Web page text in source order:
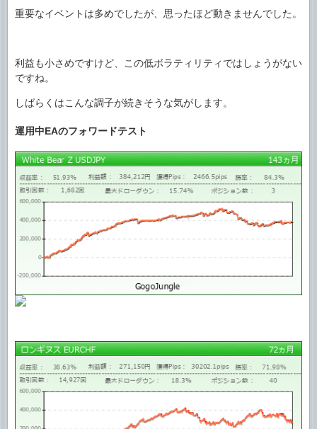
重要なイベントは多めでしたが、思ったほど動きませんでした。
利益も小さめですけど、この低ボラティリティではしょうがない
ですね。
しばらくはこんな調子が続きそうな気がします。
運用中EAのフォワードテスト